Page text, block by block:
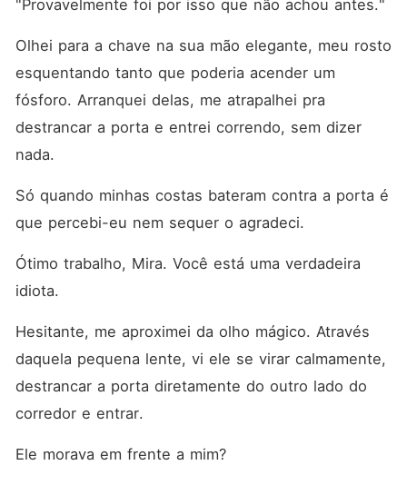
"Provavelmente foi por isso que não achou antes."
Olhei para a chave na sua mão elegante, meu rosto
esquentando tanto que poderia acender um
fósforo. Arranquei delas, me atrapalhei pra
destrancar a porta e entrei correndo, sem dizer
nada.
Só quando minhas costas bateram contra a porta é
que percebi-eu nem sequer o agradeci.
Ótimo trabalho, Mira. Você está uma verdadeira
idiota.
Hesitante, me aproximei da olho mágico. Através
daquela pequena lente, vi ele se virar calmamente,
destrancar a porta diretamente do outro lado do
corredor e entrar.
Ele morava em frente a mim?